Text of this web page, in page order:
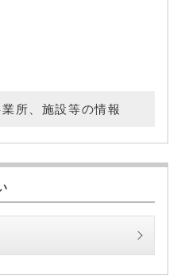
所、施設等の情報